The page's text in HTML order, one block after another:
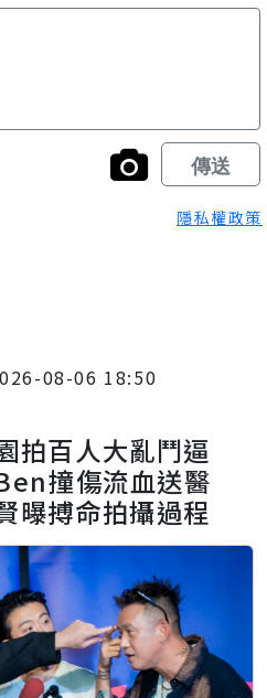
隱私權政策
08-06 18:50
拍百人大亂鬥逼
撞傷流血送醫
搏命拍攝過程